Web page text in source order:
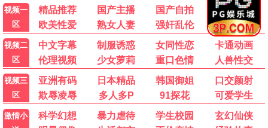
黑帮 喜剧